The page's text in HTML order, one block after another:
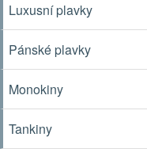
Luxusní plavky
Pánské plavky
Monokiny
Tankiny